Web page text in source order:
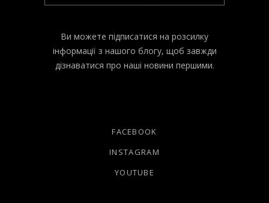
Ви можете підписатися на розсилку
інформації з нашого блогу, щоб завжди
дізнаватися про наші новини першими.
FACEBOOK
INSTAGRAM
YOUTUBE